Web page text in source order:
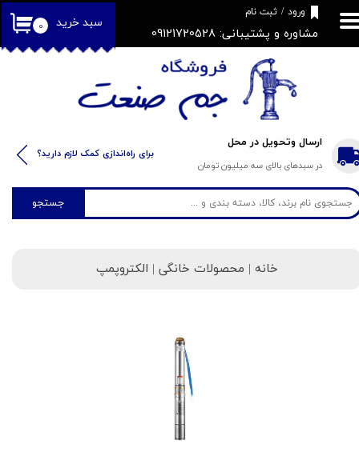
جستجو
ارسال وتحویل در محل
در سبدهای بالای سه میلیون تومان
مشاوره و پشتیبانی: 09121720528 ۰ سبد خرید
ورود / ثبت نام
حساب کاربری من
تغییر گذر واژه
خروج از حساب کاربری
​​برای راه‌اندازی کمک لازم دارید؟
خانه| محصولات خانگی | الکتروپمپ